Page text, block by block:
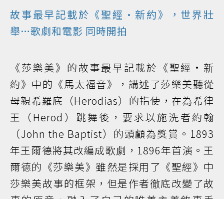
故事最早記載於《聖經·新約》，世界壯
舉…歌劇和電影 同時開拍
《莎樂美》的故事最早記載於《聖經·新
約》中的《馬太福音》，講述了莎樂美聽從
母親希羅底（Herodias）的指使，在為希律
王（Herod）跳舞後，要求以施洗者約翰
（John the Baptist）的頭顱為獎賞。1893
年王爾德將其改編成歌劇，1896年首演。王
爾德的《莎樂美》雖然是採用了《聖經》中
莎樂美故事的框架，但是作者徹底改變了故